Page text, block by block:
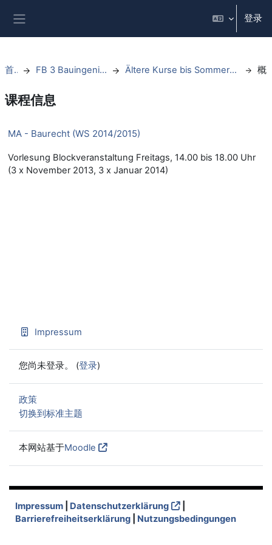
登录
首页 FB 3 Bauingenieurwesen Ältere Kurse bis Sommersemester 2021 概
课程信息
MA - Baurecht (WS 2014/2015)
Vorlesung Blockveranstaltung Freitags, 14.00 bis 18.00 Uhr
(3 x November 2013, 3 x Januar 2014)
Impressum
您尚未登录。 (登录)
政策
切换到标准主题
本网站基于Moodle
Impressum Datenschutzerklärung
Barrierefreiheitserklärung
Nutzungsbedingungen